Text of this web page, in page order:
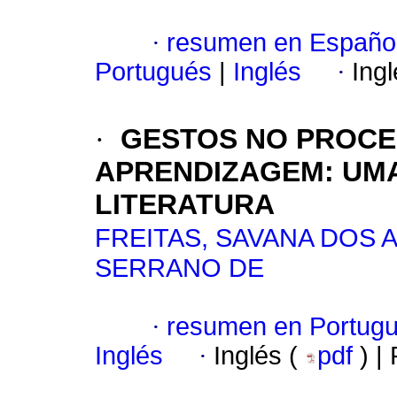
· resumen en
Portugués
Inglés ·
·
GESTOS NO
APRENDIZAGEM:
LITERATURA
FREITAS, SAVANA DOS
SERRANO DE
· resumen en
Inglés
· Inglés ( pdf ) |